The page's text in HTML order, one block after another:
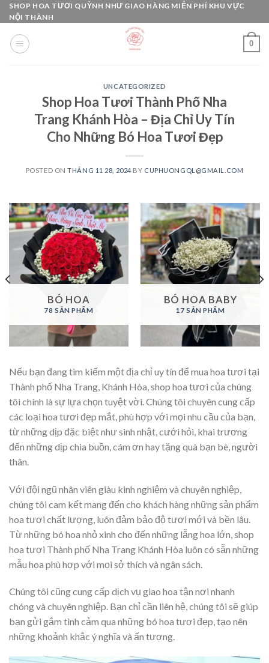
Skip
to
content
SHOP HOA TƯƠI QUỲNH NHƯ GIAO HÀNG MIỄN PHÍ KHU VỰC
NỘI THÀNH
0
UNCATEGORIZED
Shop Hoa Tươi Thành Phố Nha
Trang Khánh Hòa – Địa Chỉ Uy Tín
Cho Những Bó Hoa Tươi Đẹp
POSTED ONTHÁNG 11 28, 2024 BY CUPHUONGQL@GMAIL.COM
BÓ HOA
78 SẢN PHẨM
BÓ HOA BABY
17 SẢN PHẨM
Nếu bạn đang tìm kiếm một địa chỉ uy tín để mua hoa tươi tại
Thành phố Nha Trang, Khánh Hòa, shop hoa tươi của chúng
tôi chính là sự lựa chọn tuyệt vời. Chúng tôi chuyên cung cấp
các loại hoa tươi đẹp mắt, phù hợp với mọi nhu cầu của bạn,
từ những dịp đặc biệt như sinh nhật, cưới hỏi, khai trương
đến những dịp chia buồn, cám ơn hay tặng quà bạn bè, người
thân.
Với đội ngũ nhân viên giàu kinh nghiệm và chuyên nghiệp,
chúng tôi cam kết mang đến cho khách hàng những sản phẩm
hoa tươi chất lượng, luôn đảm bảo độ tươi mới và bền lâu.
Từ những bó hoa nhỏ xinh cho đến những lẵng hoa lớn, shop
hoa tươi Thành phố Nha Trang Khánh Hòa luôn có sẵn những
mẫu hoa phù hợp với mọi sở thích và ngân sách.
Chúng tôi cũng cung cấp dịch vụ giao hoa tận nơi nhanh
chóng và chuyên nghiệp. Bạn chỉ cần liên hệ, chúng tôi sẽ giúp
bạn gửi gắm tình cảm qua những bó hoa tươi đẹp, tạo nên
những khoảnh khắc ý nghĩa và ấn tượng.